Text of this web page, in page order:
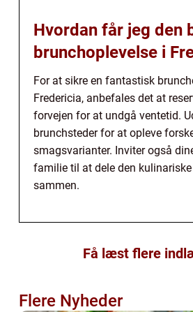
Hvordan får jeg den
brunchoplevelse i
For at sikre en fantastisk
Fredericia, anbefales det at
forvejen for at undgå ventetid.
brunchsteder for at opleve
smagsvarianter. Inviter også
familie til at dele den
sammen.
Få læst flere
Flere Nyheder